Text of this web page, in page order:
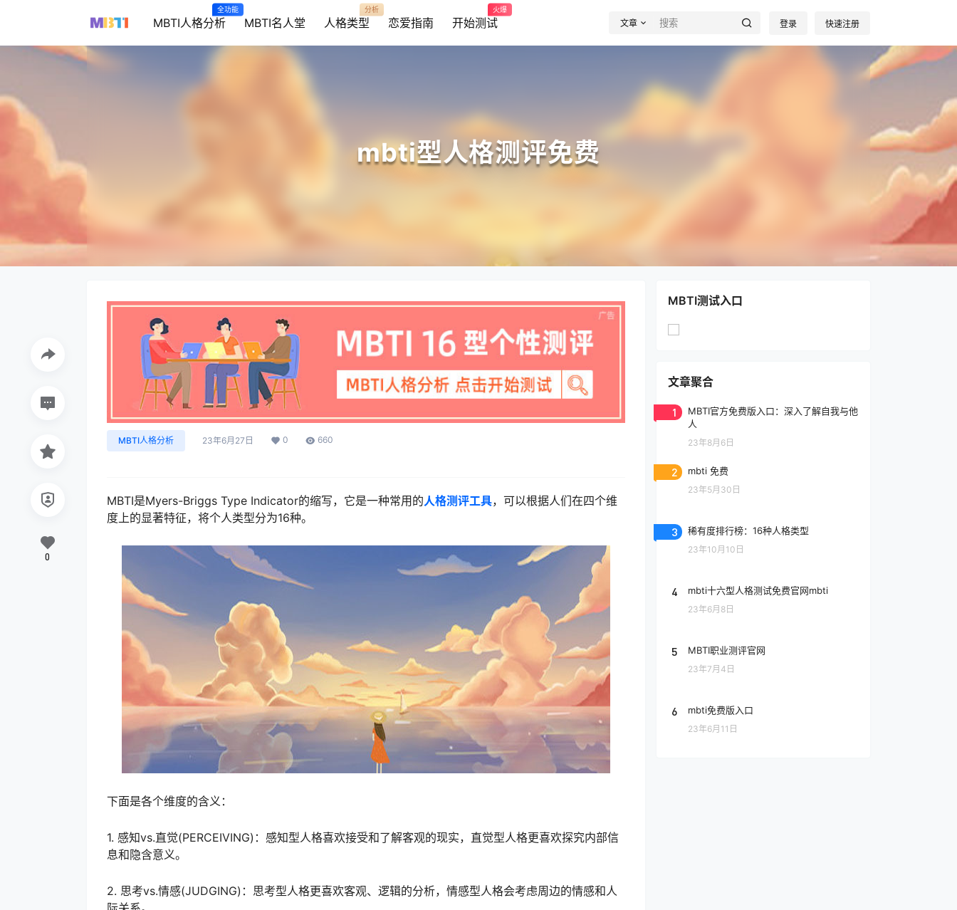
MBTI人格分析
全功能
MBTI名人堂 人格类型
分析
恋爱指南 开始测试
火爆
文章 登录 快速注册
mbti型人格测评免费
MBTI人格分析 23年6月27日 0 660
MBTI是Myers-Briggs Type Indicator的缩写，它是一种常用的人格测评工具，可以根据人们在四个维
度上的显著特征，将个人类型分为16种。
下面是各个维度的含义：
1. 感知vs.直觉(PERCEIVING)：感知型人格喜欢接受和了解客观的现实，直觉型人格更喜欢探究内部信
息和隐含意义。
2. 思考vs.情感(JUDGING)：思考型人格更喜欢客观、逻辑的分析，情感型人格会考虑周边的情感和人
0
MBTI测试入口
文章聚合
1
MBTI官方免费版入口：深入了解自我与他
人
23年8月6日
2 mbti 免费
23年5月30日
3 稀有度排行榜：16种人格类型
23年10月10日
4 mbti十六型人格测试免费官网mbti
23年6月8日
5 MBTI职业测评官网
23年7月4日
6 mbti免费版入口
23年6月11日